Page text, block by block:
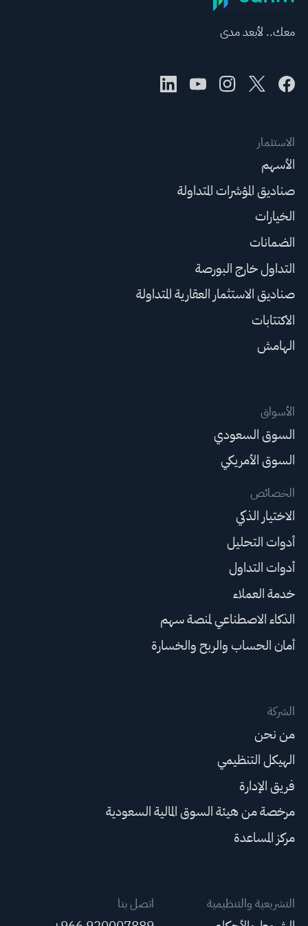
معك.. لأبعد مدى
الاستثمار
الأسهم
صناديق المؤشرات المتداولة
الخيارات
الضمانات
التداول خارج البورصة
صناديق الاستثمار العقارية المتداولة
الاكتتابات
الهامش
الأسواق
السوق السعودي
السوق الأمريكي
الخصائص
الاختيار الذكي
أدوات التحليل
أدوات التداول
خدمة العملاء
الذكاء الاصطناعي لمنصة سهم
أمان الحساب والربح والخسارة
الشركة
من نحن
الهيكل التنظيمي
فريق الإدارة
مرخصة من هيئة السوق المالية السعودية
مركز المساعدة
التشريعية والتنظيمية اتصل بنا